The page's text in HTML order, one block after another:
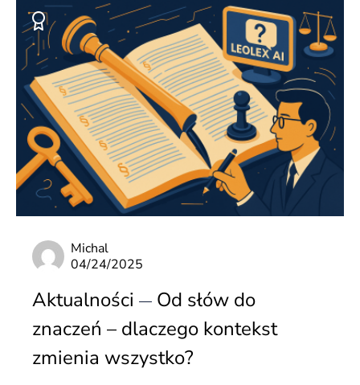
Michal
04/24/2025
Aktualności
Od słów do
znaczeń – dlaczego kontekst
zmienia wszystko?